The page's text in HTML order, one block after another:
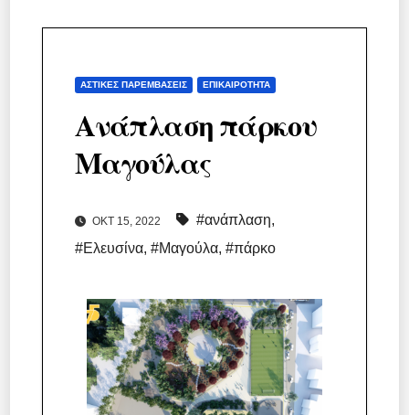
ΑΣΤΙΚΈΣ ΠΑΡΕΜΒΆΣΕΙΣ ΕΠΙΚΑΙΡΌΤΗΤΑ
Ανάπλαση πάρκου
Μαγούλας
ΟΚΤ 15, 2022 #ανάπλαση,
#Ελευσίνα,#Μαγούλα,#πάρκο